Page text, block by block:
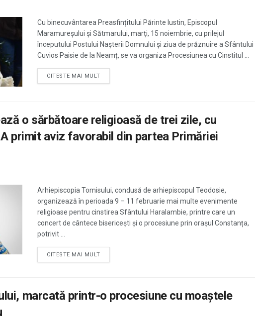
Cu binecuvântarea Preasfințitului Părinte Iustin, Episcopul
Maramureşului și Sătmarului, marţi, 15 noiembrie, cu prilejul
începutului Postului Nașterii Domnului și ziua de prăznuire a Sfântului
Cuvios Paisie de la Neamț, se va organiza Procesiunea cu Cinstitul ...
CITESTE MAI MULT
o sărbătoare religioasă de trei zile, cu
primit aviz favorabil din partea Primăriei
Arhiepiscopia Tomisului, condusă de arhiepiscopul Teodosie,
organizează în perioada 9 – 11 februarie mai multe evenimente
religioase pentru cinstirea Sfântului Haralambie, printre care un
concert de cântece bisericești și o procesiune prin orașul Constanța,
potrivit ...
CITESTE MAI MULT
marcată printr-o procesiune cu moaştele